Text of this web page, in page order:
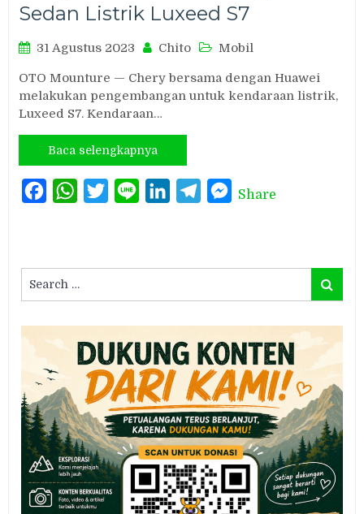
Sedan Listrik Luxeed S7
31 Agustus 2023 Chito Mobil
OTO Mounture — Chery bersama dengan Huawei
melakukan pengembangan untuk kendaraan listrik,
Luxeed S7. Kendaraan…
Baca selengkapnya
FacebookWhatsAppTwitterLine LinkedInTelegramMessenger
Share
for:
Search